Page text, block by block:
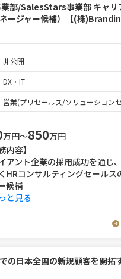
部/SalesStars事業部 キャリ
ージャー候補）【(株
非公開
DX・IT
営業(プリセールス/ソリューション
万円〜850万円
内容】
アント企業の採用成功を通じ
HRコンサルティングセールス
候補
と見る
の日本全国の新規顧客を開拓